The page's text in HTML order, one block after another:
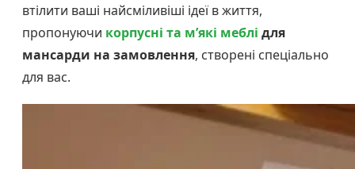
втілити ваші найсміливіші ідеї в життя,
пропонуючи корпусні та м’які меблі для
мансарди на замовлення, створені спеціально
для вас.